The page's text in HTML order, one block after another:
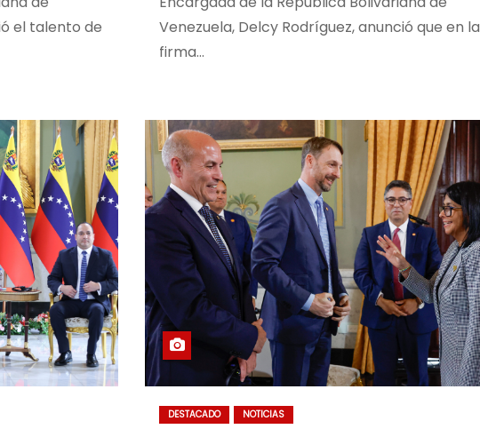
el talento de
Venezuela, Delcy Rodríguez, anunció que en la
firma…
DESTACADO NOTICIAS